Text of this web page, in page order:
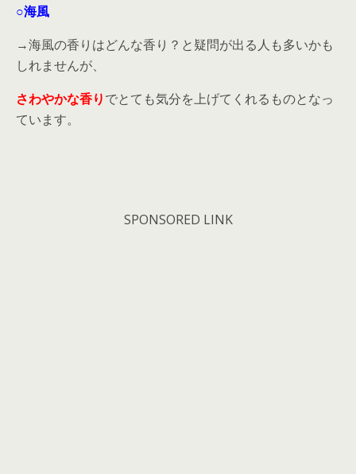
○海風
→海風の香りはどんな香り？と疑問が出る人も多いかも
しれませんが、
さわやかな香りでとても気分を上げてくれるものとなっ
ています。
SPONSORED LINK